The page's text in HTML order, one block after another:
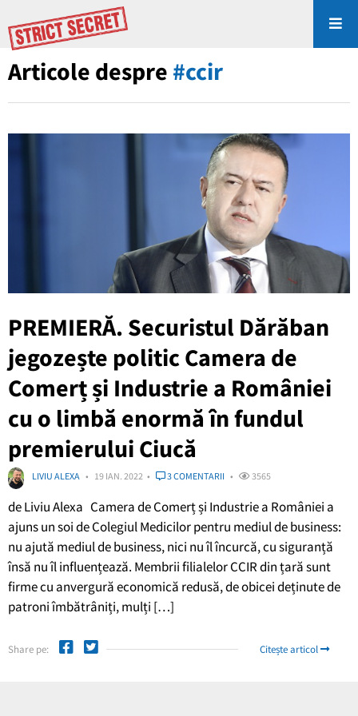
Articole despre #ccir
PREMIERĂ. Securistul Dărăban
jegozește politic Camera de
Comerț și Industrie a României
cu o limbă enormă în fundul
premierului Ciucă
LIVIU ALEXA 19 IAN. 2022 3 COMENTARII 3565
de Liviu Alexa Camera de Comerț și Industrie a României a
ajuns un soi de Colegiul Medicilor pentru mediul de business:
nu ajută mediul de business, nici nu îl încurcă, cu siguranță
însă nu îl influențează. Membrii filialelor CCIR din țară sunt
firme cu anvergură economică redusă, de obicei deținute de
patroni îmbătrâniți, mulți […]
Share pe: Citește articol